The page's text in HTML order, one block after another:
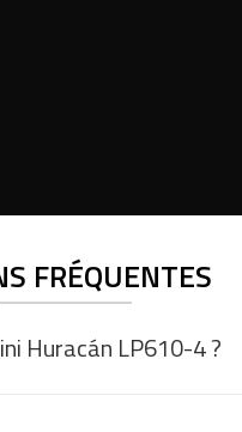
FRÉQUENTES
Huracán LP610-4 ?